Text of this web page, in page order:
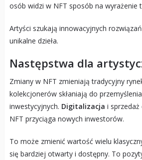
osób widzi w NFT sposób na wyrażenie
Artyści szukają innowacyjnych
unikalne dzieła.
Następstwa dla
Zmiany w NFT zmieniają tradycyjny
kolekcjonerów skłaniają do
inwestycyjnych. Digitalizacja i sprzedaż
NFT przyciąga nowych inwestorów.
To może zmienić wartość wielu
się bardziej otwarty i dostępny. To